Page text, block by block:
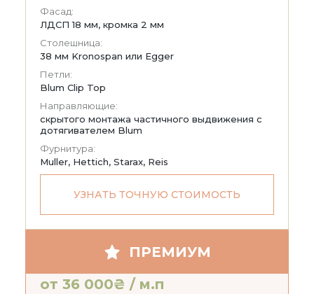
Фасад:
ЛДСП 18 мм, кромка 2 мм
Столешница:
38 мм Kronospan или Egger
Петли:
Blum Clip Top
Направляющие:
скрытого монтажа частичного выдвижения с
дотягивателем Blum
Фурнитура:
Muller, Hettich, Starax, Reis
УЗНАТЬ ТОЧНУЮ СТОИМОСТЬ
ПРЕМИУМ
от 36 000₴ / м.п